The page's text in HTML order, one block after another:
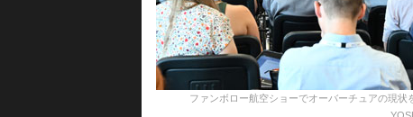
ファンボロー航空ショーでオーバーチュアの現